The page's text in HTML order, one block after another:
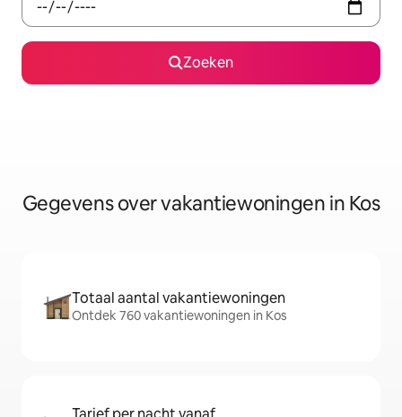
Zoeken
Gegevens over vakantiewoningen in Kos
Totaal aantal vakantiewoningen
Ontdek 760 vakantiewoningen in Kos